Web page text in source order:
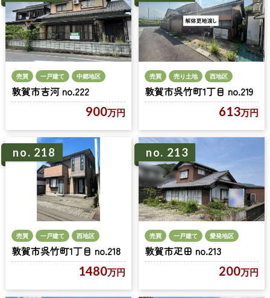
売買 一戸建て 中郷地区
敦賀市吉河 no.222
900万円
売買 売り土地 西地区
敦賀市呉竹町1丁目 no.219
613万円
no. 218
売買 一戸建て 西地区
敦賀市呉竹町1丁目 no.218
1480万円
no. 213
売買 一戸建て 愛発地区
敦賀市疋田 no.213
200万円